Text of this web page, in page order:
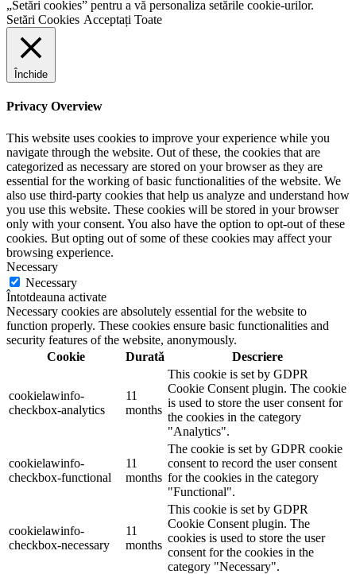
„Setări cookies” pentru a vă personaliza setările cookie-urilor.
Setări Cookies Acceptați Toate
Închide
Privacy Overview
This website uses cookies to improve your experience while you
navigate through the website. Out of these, the cookies that are
categorized as necessary are stored on your browser as they are
essential for the working of basic functionalities of the website. We
also use third-party cookies that help us analyze and understand how
you use this website. These cookies will be stored in your browser
only with your consent. You also have the option to opt-out of these
cookies. But opting out of some of these cookies may affect your
browsing experience.
Necessary
Necessary
Întotdeauna activate
Necessary cookies are absolutely essential for the website to
function properly. These cookies ensure basic functionalities and
security features of the website, anonymously.
Cookie
Durată Descriere
cookielawinfo-
checkbox-analytics
11
months
This cookie is set by GDPR
Cookie Consent plugin. The cookie
is used to store the user consent for
the cookies in the category
"Analytics".
cookielawinfo-
checkbox-functional
11
months
The cookie is set by GDPR cookie
consent to record the user consent
for the cookies in the category
"Functional".
cookielawinfo-
checkbox-necessary
11
months
This cookie is set by GDPR
Cookie Consent plugin. The
cookies is used to store the user
consent for the cookies in the
category "Necessary".